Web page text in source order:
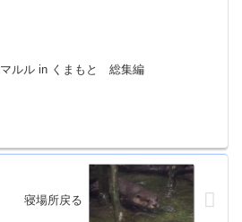
マルル in くまもと 総集編
寝場所戻る